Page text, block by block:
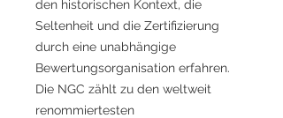
den historischen Kontext, die
Seltenheit und die Zertifizierung
durch eine unabhängige
Bewertungsorganisation erfahren.
Die NGC zählt zu den weltweit
renommiertesten